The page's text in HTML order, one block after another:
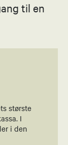
til en
største
I
i den